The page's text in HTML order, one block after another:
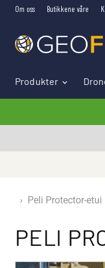
Om oss Butikkene våre
Produkter
› Peli Protector-etui
PELI